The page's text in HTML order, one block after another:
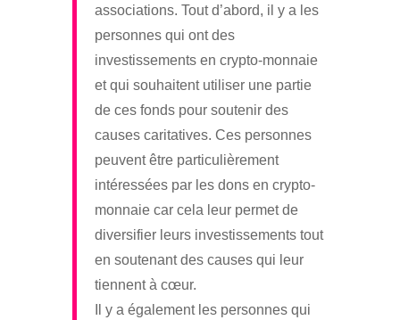
associations. Tout d’abord, il y a les
personnes qui ont des
investissements en crypto-monnaie
et qui souhaitent utiliser une partie
de ces fonds pour soutenir des
causes caritatives. Ces personnes
peuvent être particulièrement
intéressées par les dons en crypto-
monnaie car cela leur permet de
diversifier leurs investissements tout
en soutenant des causes qui leur
tiennent à cœur.
Il y a également les personnes qui